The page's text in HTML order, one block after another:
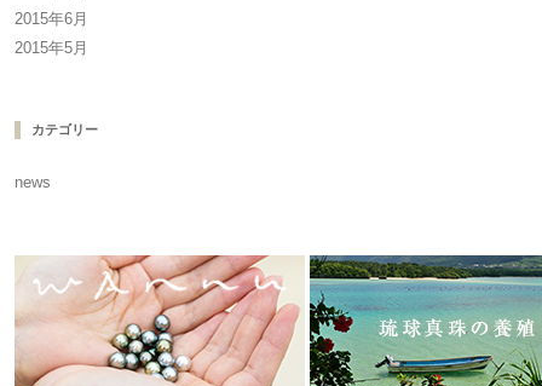
2015年6月
2015年5月
カテゴリー
news